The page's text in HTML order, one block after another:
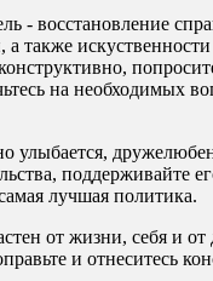
- восстановление
а также
на необходимых
улыбается,
поддерживайте
лучшая политика.
от жизни, себя и
и отнеситесь